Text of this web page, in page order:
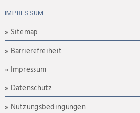
IMPRESSUM
» Sitemap
» Barrierefreiheit
» Impressum
» Datenschutz
» Nutzungsbedingungen